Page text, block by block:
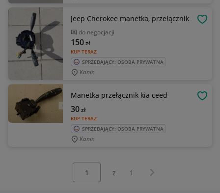
Jeep Cherokee manetka, przełącznik
do negocjacji
KUP TERAZ
150zł
SPRZEDAJĄCY: OSOBA PRYWATNA
Konin
Manetka przełącznik kia ceed
KUP TERAZ
30zł
SPRZEDAJĄCY: OSOBA PRYWATNA
Konin
z 1 Następna strona